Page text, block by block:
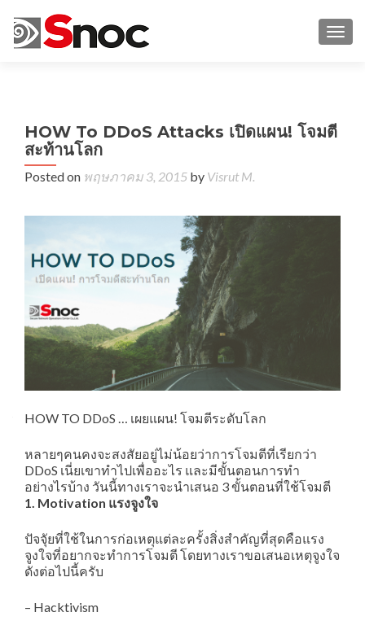
HOW To DDoS Attacks เปิดแผน! โจมตี
สะท้านโลก
Posted on พฤษภาคม 3, 2015 by Visrut M.
HOW TO DDoS … เผยแผน! โจมตีระดับโลก
หลายๆคนคงจะสงสัยอยู่ไม่น้อยว่าการโจมตีที่เรียกว่า
DDoS เนี่ยเขาทำไปเพื่ออะไร และมีขั้นตอนการทำ
อย่างไรบ้าง วันนี้ทางเราจะนำเสนอ 3 ขั้นตอนที่ใช้โจมตี
1. Motivation แรงจูงใจ
ปัจจุัยที่ใช้ในการก่อเหตุแต่ละครั้งสิ่งสำคัญที่สุดคือแรง
จูงใจที่อยากจะทำการโจมตี โดยทางเราขอเสนอเหตุจูงใจ
ดังต่อไปนี้ครับ
– Hacktivism